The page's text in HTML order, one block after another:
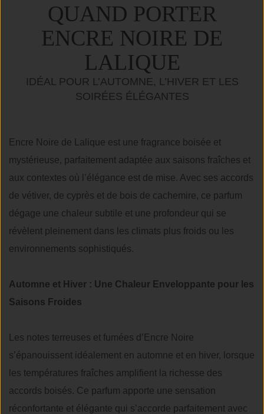
QUAND PORTER
ENCRE NOIRE DE
LALIQUE
IDÉAL POUR L’AUTOMNE, L’HIVER ET LES
SOIRÉES ÉLÉGANTES
Encre Noire de Lalique est une fragrance boisée et
mystérieuse, parfaitement adaptée aux saisons fraîches et
aux contextes où l’élégance est de mise. Avec ses accords
de vétiver, de cyprès et de bois de cachemire, ce parfum
dégage une chaleur subtile et une profondeur qui se
révèlent pleinement dans les climats plus froids ou les
environnements sophistiqués.
Automne et Hiver : Une Chaleur Enveloppante pour les
Saisons Froides
Les notes terreuses et fumées d’Encre Noire
s’épanouissent idéalement en automne et en hiver, lorsque
les températures fraîches amplifient la richesse des
accords boisés. Ce parfum apporte une sensation
réconfortante et élégante qui s’accorde parfaitement avec